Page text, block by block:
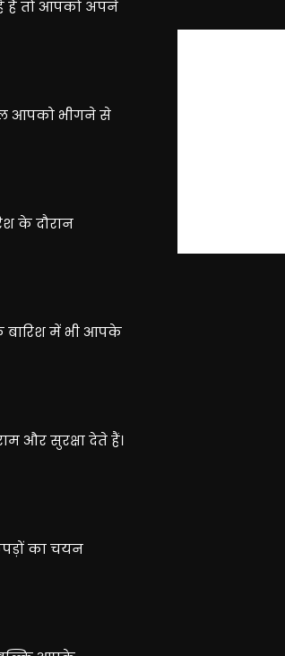
हैं तो आपको अपने
आपको भीगने से
के दौरान
बारिश में भी आपके
और सुरक्षा देते हैं।
का चयन